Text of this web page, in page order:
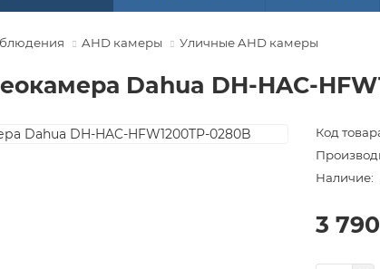
AHD камеры Уличные AHD камеры
Dahua DH-HAC-
Код
Наличие:
3